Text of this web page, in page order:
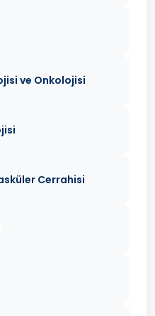
ve Onkolojisi
Cerrahisi